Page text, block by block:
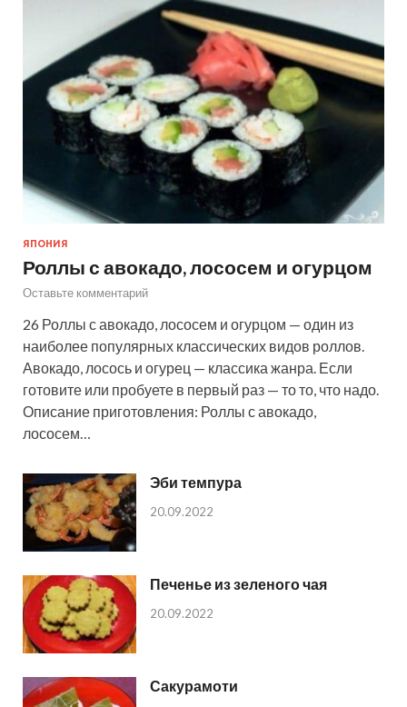
ЯПОНИЯ
Роллы с авокадо, лососем и огурцом
Оставьте комментарий
26 Роллы с авокадо, лососем и огурцом — один из
наиболее популярных классических видов роллов.
Авокадо, лосось и огурец — классика жанра. Если
готовите или пробуете в первый раз — то то, что надо.
Описание приготовления: Роллы с авокадо,
лососем…
Эби темпура
20.09.2022
Печенье из зеленого чая
20.09.2022
Сакурамоти